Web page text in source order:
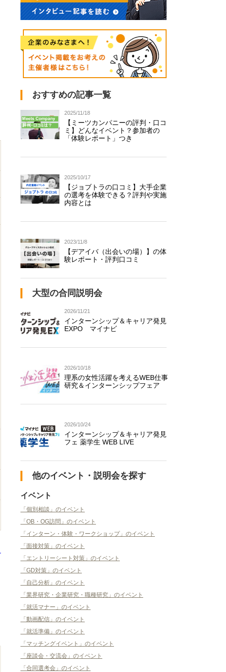
おすすめの記事一覧
2025/11/18
【ミーツカンパニーの評判・口コ
ミ】どんなイベント？参加者の
「体験レポート」つき
2025/10/17
【ジョブトラの口コミ】大手企業
の選考を体験できる？評判や実施
内容とは
2023/11/8
【デアイバ（出会いの場）】の体
験レポート・評判口コミ
大型の合同説明会
2026/11/21
インターンシップ＆キャリア発見
EXPO マイナビ
2026/10/18
理系の女性活躍を考えるWEB仕事
研究＆インターンシップフェア
2026/10/24
インターンシップ＆キャリア発見
フェ 薬学生 WEB LIVE
他のイベント・説明会を探す
イベント
「個別相談」のイベント
「OB・OG訪問」のイベント
「インターン・体験・ワークショップ」のイベント
「面接対策」のイベント
「エントリーシート対策」のイベント
「GD対策」のイベント
「自己分析」のイベント
「業界研究・企業研究・職種研究」のイベント
「就活マナー」のイベント
「動画配信」のイベント
「就活準備」のイベント
「マッチングイベント」のイベント
「座談会・交流会」のイベント
「合同選考会」のイベント